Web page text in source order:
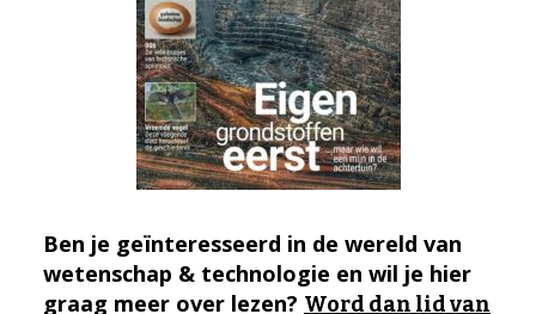
Ben je geïnteresseerd in de wereld van
wetenschap & technologie en wil je hier
graag meer over lezen? Word dan lid van